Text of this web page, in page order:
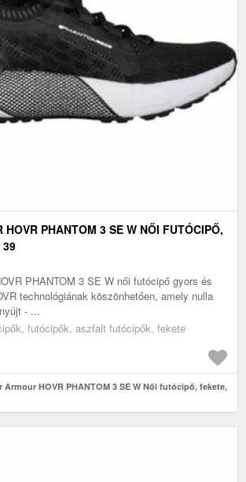
HOVR PHANTOM 3 SE W NŐI FUTÓCIPŐ,
39
PHANTOM 3 SE W női futócipő gyors és
technológiának köszönhetően, amely nulla
- ...
futócipők, aszfalt futócipők, fekete
HOVR PHANTOM 3 SE W Női futócipő, fekete,